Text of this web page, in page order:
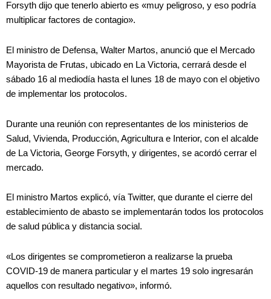
Forsyth dijo que tenerlo abierto es «muy peligroso, y eso podría
multiplicar factores de contagio».
El ministro de Defensa, Walter Martos, anunció que el Mercado
Mayorista de Frutas, ubicado en La Victoria, cerrará desde el
sábado 16 al mediodía hasta el lunes 18 de mayo con el objetivo
de implementar los protocolos.
Durante una reunión con representantes de los ministerios de
Salud, Vivienda, Producción, Agricultura e Interior, con el alcalde
de La Victoria, George Forsyth, y dirigentes, se acordó cerrar el
mercado.
El ministro Martos explicó, vía Twitter, que durante el cierre del
establecimiento de abasto se implementarán todos los protocolos
de salud pública y distancia social.
«Los dirigentes se comprometieron a realizarse la prueba
COVID-19 de manera particular y el martes 19 solo ingresarán
aquellos con resultado negativo», informó.